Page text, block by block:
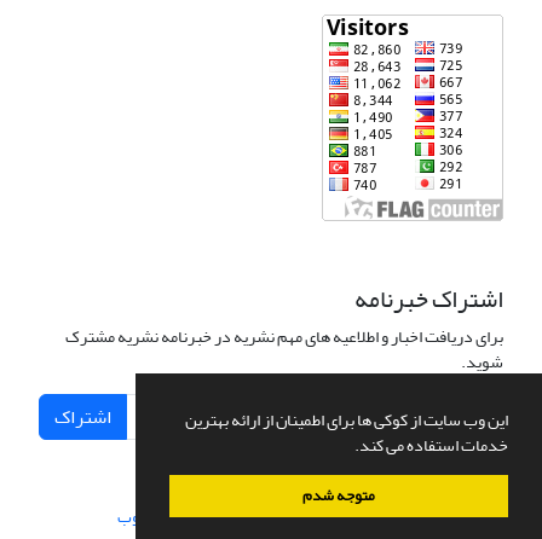
این وب سایت از کوکی ها برای اطمینان از ارائه بهترین
خدمات استفاده می کند.
متوجه شدم
اشتراک خبرنامه
برای دریافت اخبار و اطلاعیه های مهم نشریه در خبرنامه نشریه مشترک
شوید.
اشتراک
سامانه مدیریت نشریات علمی.طراحی و پیاده سازی از سیناوب